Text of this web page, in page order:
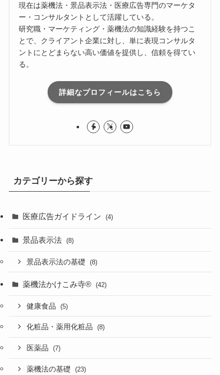
現在は薬機法・景品表示法・医療広告専門のマーケタ
ー・コンサルタントとして活躍している。
研究職・マーケティング・薬機法の知識経験を持つこ
とで、クライアント企業に対し、単に表現コンサルタ
ントにとどまらない高い価値を提供し、信頼を得てい
る。
詳細なプロフィールはこちら
カテゴリーから探す
医療広告ガイドライン (4)
景品表示法 (8)
景品表示法の基礎 (8)
薬機法かけこみ寺® (42)
健康食品 (5)
化粧品・薬用化粧品 (8)
医薬品 (7)
薬機法の基礎 (23)